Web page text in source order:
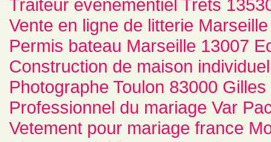
Traiteur evènementiel Trets
Vente en ligne de litterie
Permis bateau Marseille 13007
Construction de maison
Photographe Toulon 83000
Professionnel du mariage Var
Vetement pour mariage france